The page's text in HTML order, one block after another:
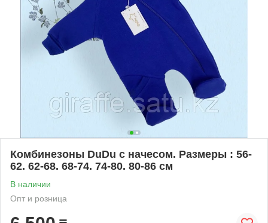
Комбинезоны DuDu с начесом. Размеры : 56-
62. 62-68. 68-74. 74-80. 80-86 см
В наличии
Опт и розница